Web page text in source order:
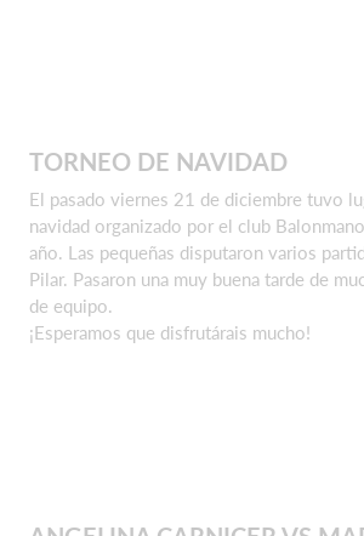
TORNEO DE NAVIDAD
El pasado viernes 21 de diciembre tuvo
navidad organizado por el club
año. Las pequeñas disputaron varios
Pilar. Pasaron una muy buena tarde de
de equipo.
¡Esperamos que disfrutárais mucho!